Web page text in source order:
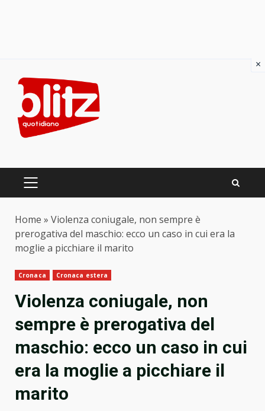
content
PRIMARY
Home » Violenza coniugale, non sempre è
prerogativa del maschio: ecco un caso in cui era la
moglie a picchiare il marito
Cronaca Cronaca estera
Violenza coniugale, non
sempre è prerogativa del
maschio: ecco un caso in cui
era la moglie a picchiare il
marito
×